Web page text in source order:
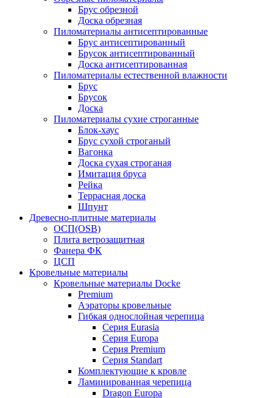
Брус обрезной
Доска обрезная
Пиломатериалы антисептированные
Брус антисептированный
Брусок антисептированный
Доска антисептированная
Пиломатериалы естественной влажности
Брус
Брусок
Доска
Пиломатериалы сухие строганные
Блок-хаус
Брус сухой строганый
Вагонка
Доска сухая строганая
Имитация бруса
Рейка
Террасная доска
Шпунт
Древесно-плитные материалы
ОСП(OSB)
Плита ветрозащитная
Фанера ФК
ЦСП
Кровельные материалы
Кровельные материалы Docke
Premium
Аэраторы кровельные
Гибкая однослойная черепица
Серия Eurasia
Серия Europa
Серия Premium
Серия Standart
Комплектующие к кровле
Ламинированная черепица
Dragon Europa